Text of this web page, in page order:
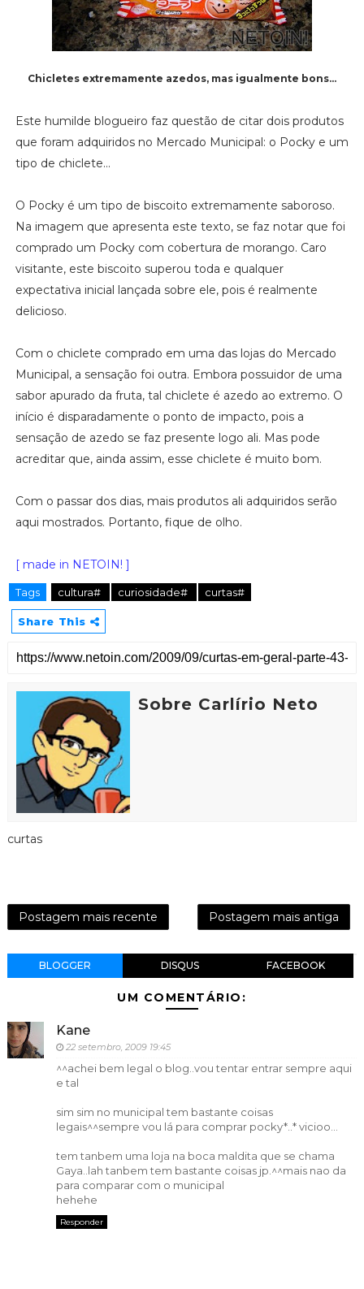
Chicletes extremamente azedos, mas igualmente bons...
Este humilde blogueiro faz questão de citar dois produtos
que foram adquiridos no Mercado Municipal: o Pocky e um
tipo de chiclete...
O Pocky é um tipo de biscoito extremamente saboroso.
Na imagem que apresenta este texto, se faz notar que foi
comprado um Pocky com cobertura de morango. Caro
visitante, este biscoito superou toda e qualquer
expectativa inicial lançada sobre ele, pois é realmente
delicioso.
Com o chiclete comprado em uma das lojas do Mercado
Municipal, a sensação foi outra. Embora possuidor de uma
sabor apurado da fruta, tal chiclete é azedo ao extremo. O
início é disparadamente o ponto de impacto, pois a
sensação de azedo se faz presente logo ali. Mas pode
acreditar que, ainda assim, esse chiclete é muito bom.
Com o passar dos dias, mais produtos ali adquiridos serão
aqui mostrados. Portanto, fique de olho.
[ made in NETOIN! ]
Tags cultura# curiosidade# curtas#
Share This
Sobre Carlírio Neto
curtas
Postagem mais recente Postagem mais antiga
BLOGGER DISQUS FACEBOOK
UM COMENTÁRIO:
Kane
22 setembro, 2009 19:45
^^achei bem legal o blog..vou tentar entrar sempre aqui
e tal
sim sim no municipal tem bastante coisas
legais^^sempre vou lá para comprar pocky*..* vicioo...
tem tanbem uma loja na boca maldita que se chama
Gaya..lah tanbem tem bastante coisas jp.^^mais nao da
para comparar com o municipal
hehehe
Responder